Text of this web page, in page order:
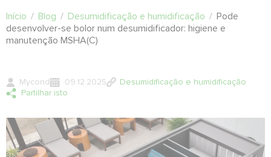
Início / Blog / Desumidificação e humidificação / Pode
desenvolver-se bolor num desumidificador: higiene e
manutenção MSHA(C)
Mycond 09.12.2025
Desumidificação e humidificação
Partilhar isto